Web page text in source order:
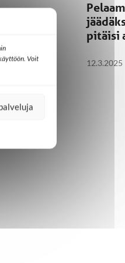
Voit
pitäisi
12.3.2025